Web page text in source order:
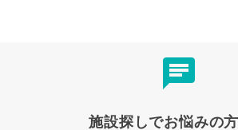
施設探しでお悩みの方